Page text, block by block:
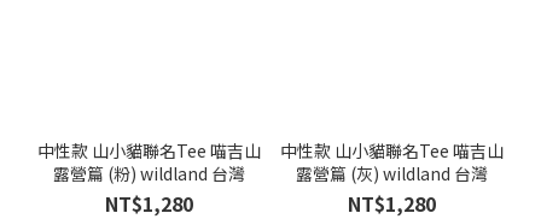
中性款 山小貓聯名Tee 喵吉山
露營篇 (粉) wildland 台灣
NT$1,280
中性款 山小貓聯名Tee 喵吉山
露營篇 (灰) wildland 台灣
NT$1,280